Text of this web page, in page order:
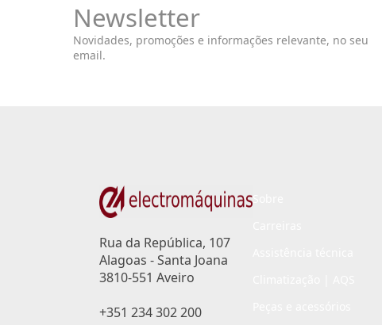
Newsletter
Novidades, promoções e informações relevante, no seu
email.
Rua da República, 107
Alagoas - Santa Joana
3810-551 Aveiro
+351 234 302 200